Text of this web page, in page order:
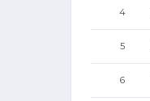
4
5
6